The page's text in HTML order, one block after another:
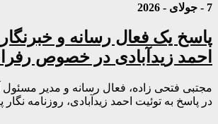
7 - جولای - 2026
پاسخ یک فعال رسانه و
احمد زیدآبادی در خصوص
مجتبی فتحی زاده، فعال رسانه و مدیر
در پاسخ به توئیت احمد زیدآبادی، روزنامه